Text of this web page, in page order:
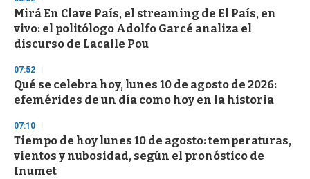
Mirá En Clave País, el streaming de El País, en
vivo: el politólogo Adolfo Garcé analiza el
discurso de Lacalle Pou
07:52
Qué se celebra hoy, lunes 10 de agosto de 2026:
efemérides de un día como hoy en la historia
07:10
Tiempo de hoy lunes 10 de agosto: temperaturas,
vientos y nubosidad, según el pronóstico de
Inumet